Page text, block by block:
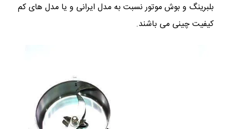
بلبرینگ و بوش موتور نسبت به مدل ایرانی و یا مدل های کم
کیفیت چینی می باشند.